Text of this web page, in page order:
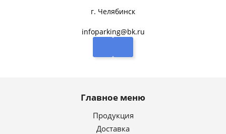
г. Челябинск
infoparking@bk.ru
Главное меню
Продукция
Доставка